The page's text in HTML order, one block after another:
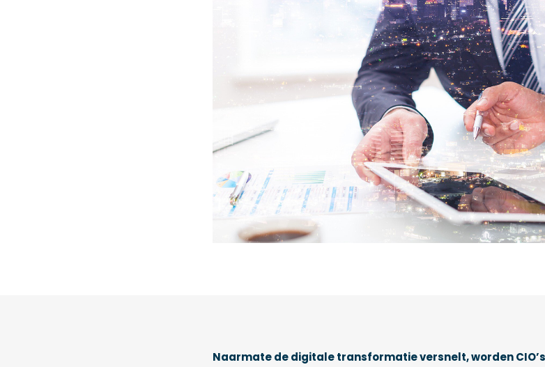
Naarmate de digitale transformatie versnelt, worden